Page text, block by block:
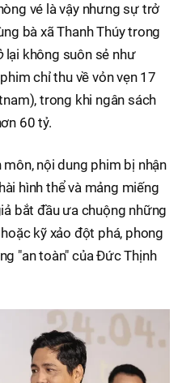
vé là vậy nhưng sự trở
bà xã Thanh Thúy trong
lại không suôn sẻ như
chỉ thu về vỏn vẹn 17
trong khi ngân sách
60 tỷ.
nội dung phim bị nhận
hình thể và mảng miếng
bắt đầu ưa chuộng những
kỹ xảo đột phá, phong
"an toàn" của Đức Thịnh